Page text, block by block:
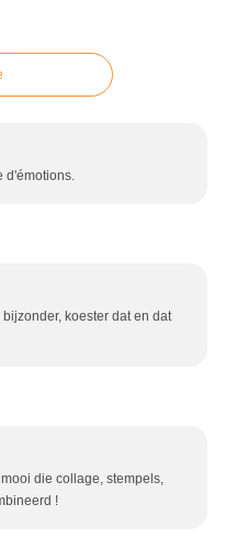
d'émotions.
koester dat en dat
die collage, stempels,
!